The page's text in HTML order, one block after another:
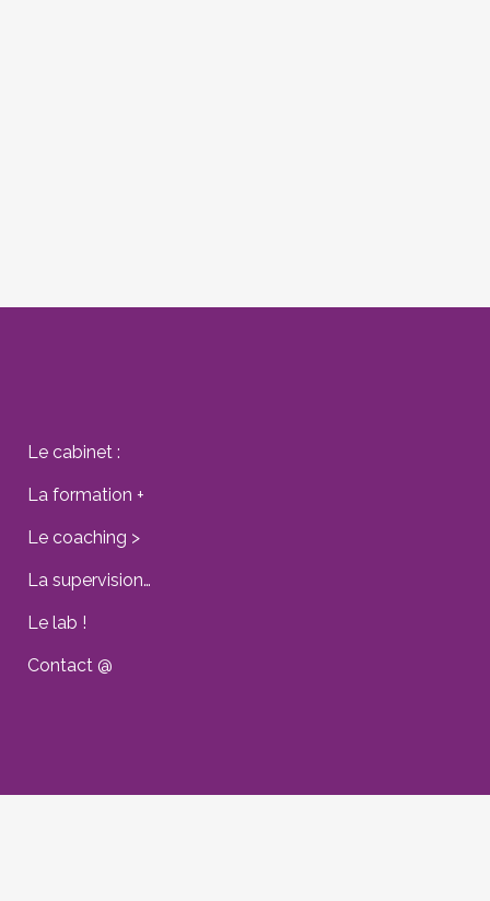
Le cabinet :
La formation +
Le coaching >
La supervision…
Le lab !
Contact @